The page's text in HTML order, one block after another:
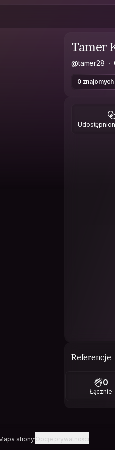
Tamer
@tamer28
0 znajomych
Referencje
0
Łącznie
stronyOpcje prywatności